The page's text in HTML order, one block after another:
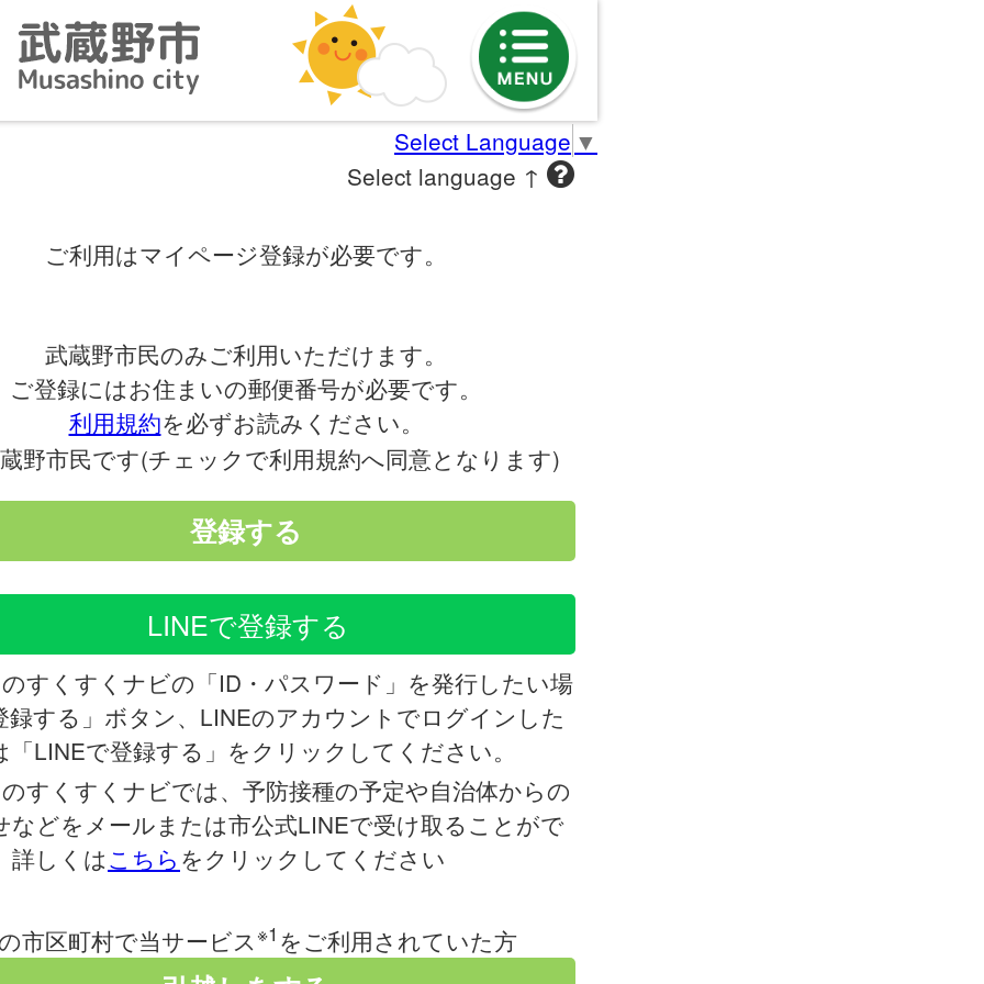
Select Language ▼
Select language ↑
ご利用はマイページ登録が必要です。
武蔵野市民のみご利用いただけます。
ご登録にはお住まいの郵便番号が必要です。
利用規約を必ずお読みください。
野市民です(チェックで利用規約へ同意となります)
すくすくナビの「ID・パスワード」を発行したい場
録する」ボタン、LINEのアカウントでログインした
「LINEで登録する」をクリックしてください。
すくすくナビでは、予防接種の予定や自治体からの
などをメールまたは市公式LINEで受け取ることがで
詳しくはこちら をクリックしてください
市区町村で当サービス ※1 をご利用されていた方